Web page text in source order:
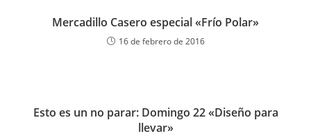
Mercadillo Casero especial «Frío Polar»
16 de febrero de 2016
Esto es un no parar: Domingo 22 «Diseño para
llevar»